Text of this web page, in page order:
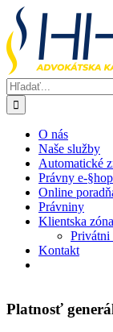
Skip
content
Hľadať:
O nás
Naše služby
Automatické
Právny e-§hop
Online
Právniny
Klientska zóna
Kontakt
Platnosť